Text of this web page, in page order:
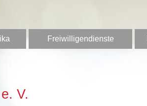
Freiwilligendienste
V.